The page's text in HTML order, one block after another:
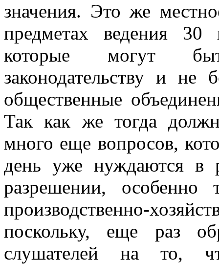
значения. Это же
предметах ведения 30
которые могут
законодательству и
общественные
Так как же тогда
много еще вопросов,
день уже нуждаются в
разрешении, особенно
производственно-
поскольку, еще раз
слушателей на то,